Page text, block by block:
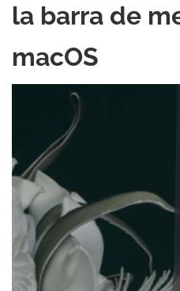
la barra de
macOS